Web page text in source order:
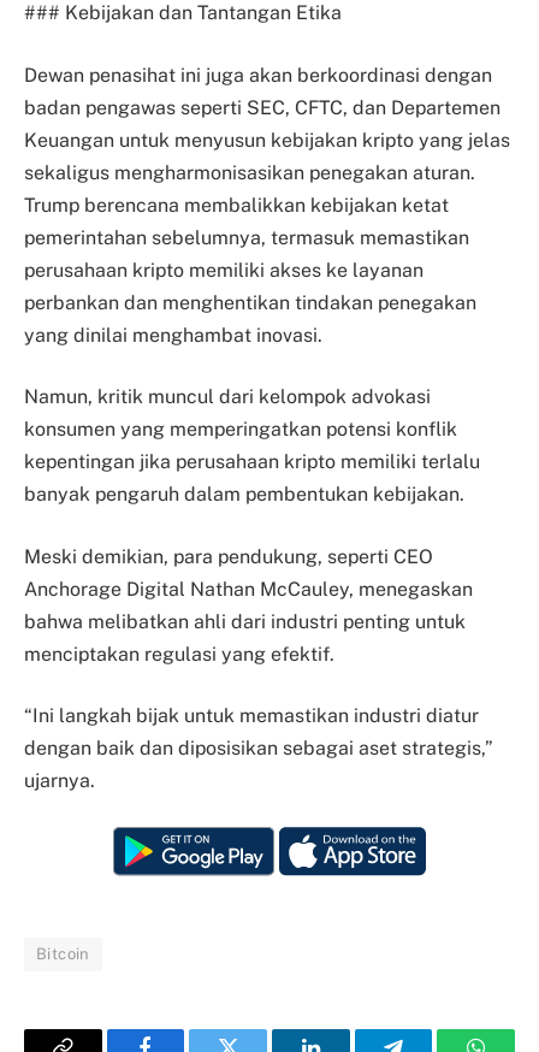
### Kebijakan dan Tantangan Etika
Dewan penasihat ini juga akan berkoordinasi dengan
badan pengawas seperti SEC, CFTC, dan Departemen
Keuangan untuk menyusun kebijakan kripto yang jelas
sekaligus mengharmonisasikan penegakan aturan.
Trump berencana membalikkan kebijakan ketat
pemerintahan sebelumnya, termasuk memastikan
perusahaan kripto memiliki akses ke layanan
perbankan dan menghentikan tindakan penegakan
yang dinilai menghambat inovasi.
Namun, kritik muncul dari kelompok advokasi
konsumen yang memperingatkan potensi konflik
kepentingan jika perusahaan kripto memiliki terlalu
banyak pengaruh dalam pembentukan kebijakan.
Meski demikian, para pendukung, seperti CEO
Anchorage Digital Nathan McCauley, menegaskan
bahwa melibatkan ahli dari industri penting untuk
menciptakan regulasi yang efektif.
“Ini langkah bijak untuk memastikan industri diatur
dengan baik dan diposisikan sebagai aset strategis,”
ujarnya.
Bitcoin